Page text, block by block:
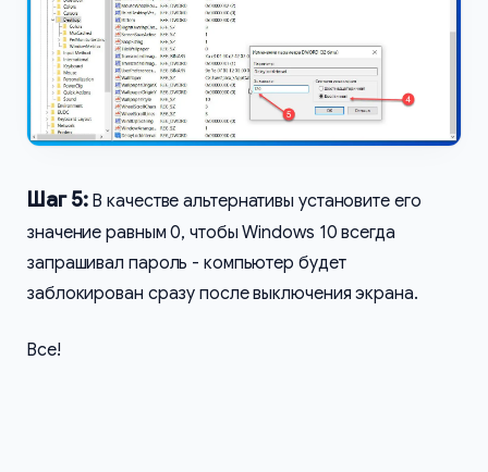
Шаг 5: В качестве альтернативы установите его
значение равным 0, чтобы Windows 10 всегда
запрашивал пароль - компьютер будет
заблокирован сразу после выключения экрана.
Все!